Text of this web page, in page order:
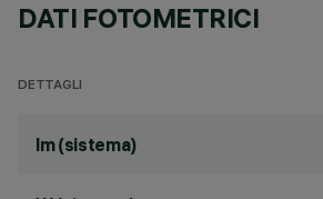
DATI FOTOMETRICI
DETTAGLI
lm (sistema)